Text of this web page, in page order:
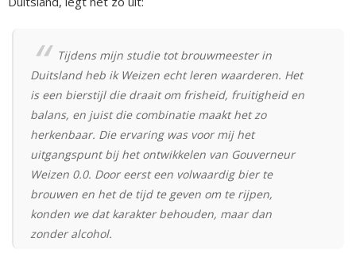
Tijdens mijn studie tot brouwmeester in
Duitsland heb ik Weizen echt leren waarderen. Het
is een bierstijl die draait om frisheid, fruitigheid en
balans, en juist die combinatie maakt het zo
herkenbaar. Die ervaring was voor mij het
uitgangspunt bij het ontwikkelen van Gouverneur
Weizen 0.0. Door eerst een volwaardig bier te
brouwen en het de tijd te geven om te rijpen,
konden we dat karakter behouden, maar dan
zonder alcohol.